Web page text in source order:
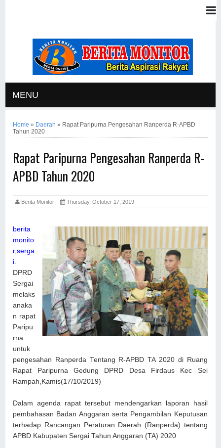
MENU
Home » Daerah » Rapat Paripurna Pengesahan Ranperda R-APBD
Tahun 2020
Rapat Paripurna Pengesahan Ranperda R-
APBD Tahun 2020
Berita Monitor Thursday, October 17, 2019
berita
monito
r,serga
i
DPRD
Sergai
melaks
anaka
n rapat
Paripu
rna
untuk
pengesahan Ranperda Tentang R-APBD TA 2020 di Ruang
Rapat Paripurna Gedung DPRD Desa Firdaus Kec Sei
Rampah,Kamis(17/10/2019)
Dalam agenda rapat tersebut mendengarkan laporan hasil
pembahasan Badan Anggaran serta Pengambilan Keputusan
terhadap Rancangan Peraturan Daerah (Ranperda) tentang
APBD Kabupaten Sergai Tahun Anggaran (TA) 2020